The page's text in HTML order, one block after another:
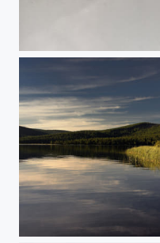
Sibirien,ein Erlebnis